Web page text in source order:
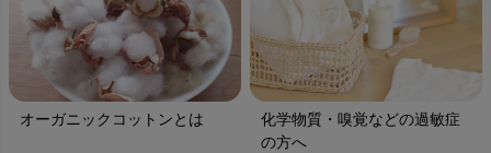
オーガニックコットンとは
化学物質・嗅覚などの過敏症
の方へ